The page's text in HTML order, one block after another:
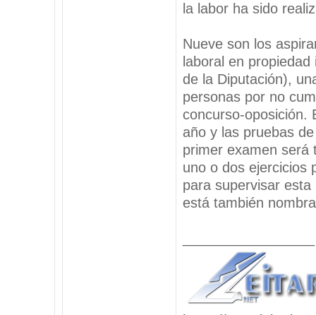
la labor ha sido
Nueve son los
laboral en
de la Diputación),
personas por no
concurso-oposición.
año y las pruebas
primer examen será
uno o dos ejercicios
para supervisar
está también